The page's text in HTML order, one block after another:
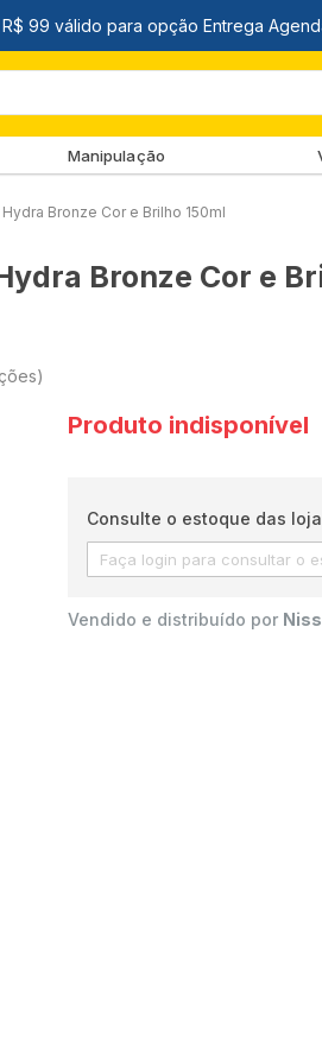
Manipulação
Bronze Cor e Brilho 150ml
Bronze Cor e
Produto indisponível
Consulte o estoque das
Vendido e distribuído por